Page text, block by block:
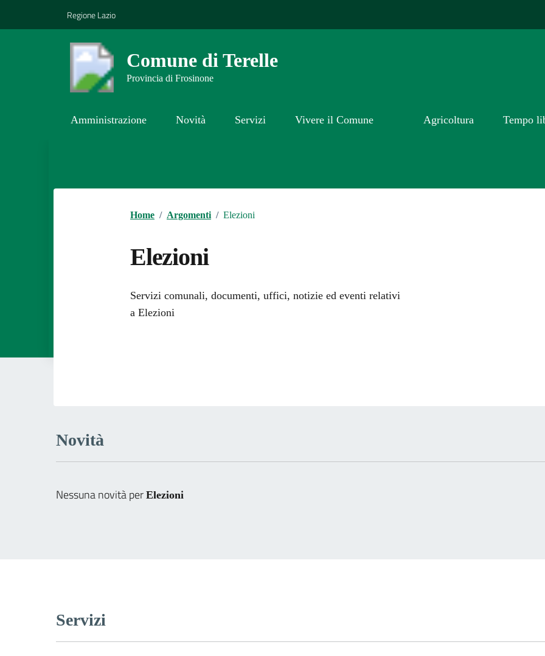
Regione Lazio
Comune di Terelle
Provincia di Frosinone
Amministrazione Novità Servizi Vivere il Comune Agricoltura Tempo
Home / Argomenti / Elezioni
Elezioni
Dettagli dell'argomento
Servizi comunali, documenti, uffici, notizie ed eventi relativi
a Elezioni
Novità
Nessuna novità per Elezioni
Servizi